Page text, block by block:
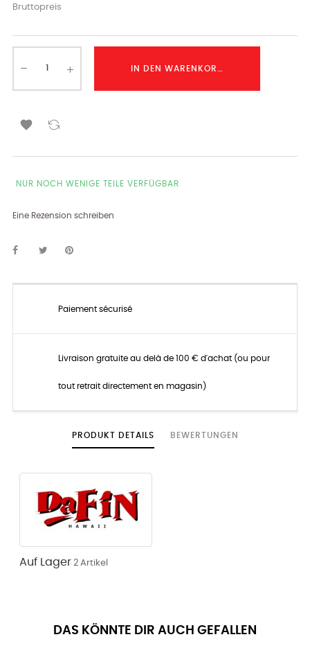
Bruttopreis
IN DEN WARENKORB LEGEN

NUR NOCH WENIGE TEILE VERFÜGBAR
Eine Rezension schreiben
Paiement sécurisé
Livraison gratuite au delà de 100 € d'achat (ou pour
tout retrait directement en magasin)
PRODUKT DETAILS BEWERTUNGEN
Auf Lager 2 Artikel
DAS KÖNNTE DIR AUCH GEFALLEN